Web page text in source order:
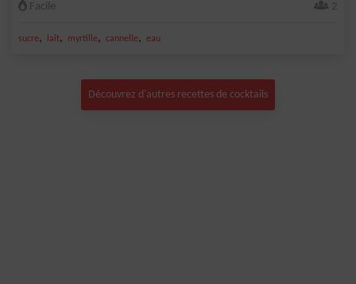
Facile 2
sucre, lait, myrtille, cannelle, eau
Découvrez d'autres recettes de cocktails